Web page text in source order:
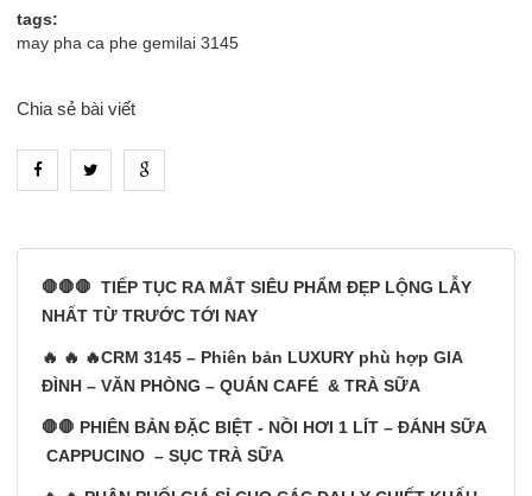
tags:
may pha ca phe gemilai 3145
Chia sẻ bài viết
🛑🛑🛑 TIẾP TỤC RA MẮT SIÊU PHẨM ĐẸP LỘNG LẪY
NHẤT TỪ TRƯỚC TỚI NAY
🔥 🔥 🔥CRM 3145 – Phiên bản LUXURY phù hợp GIA
ĐÌNH – VĂN PHÒNG – QUÁN CAFÉ & TRÀ SỮA
🛑🛑 PHIÊN BẢN ĐẶC BIỆT - NỒI HƠI 1 LÍT – ĐÁNH SỮA
CAPPUCINO – SỤC TRÀ SỮA